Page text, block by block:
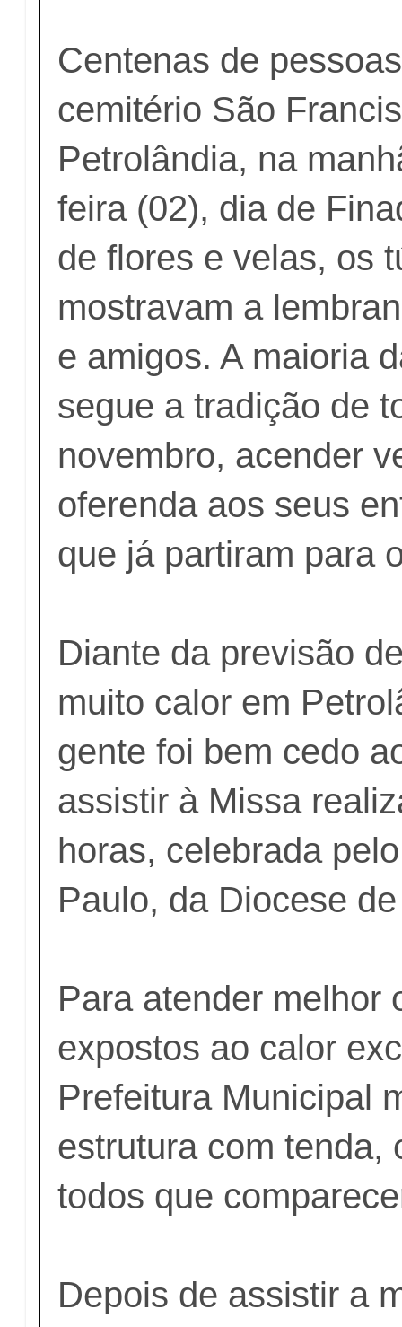
Centenas de
cemitério São
Petrolândia, na
feira (02), dia de
de flores e velas, os
mostravam a
e amigos. A maioria
segue a tradição de
novembro, acender
oferenda aos seus
que já partiram para
Diante da previsão
muito calor em
gente foi bem cedo
assistir à Missa
horas, celebrada
Paulo, da Diocese
Para atender melhor
expostos ao calor
Prefeitura Municipal
estrutura com tenda,
todos que
Depois de assistir a